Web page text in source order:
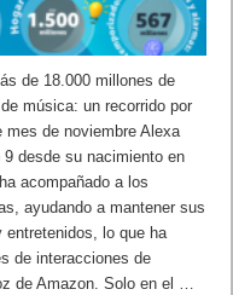
de 18.000 millones de
música: un recorrido por
mes de noviembre Alexa
desde su nacimiento en
acompañado a los
ayudando a mantener sus
entretenidos, lo que ha
de interacciones de
de Amazon. Solo en el …